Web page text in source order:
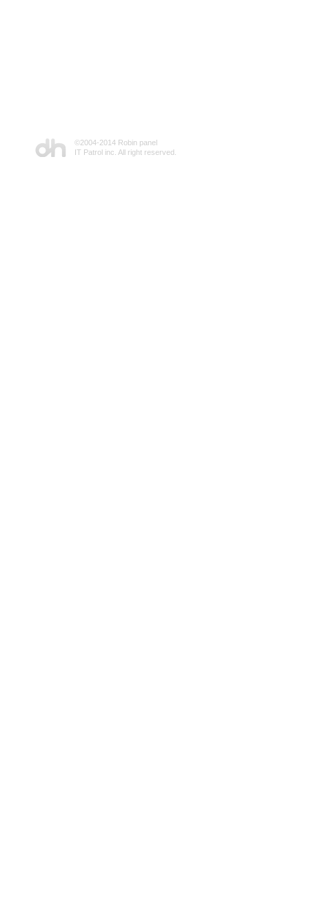
©2004-2014 Robin panel
IT Patrol inc. All right reserved.